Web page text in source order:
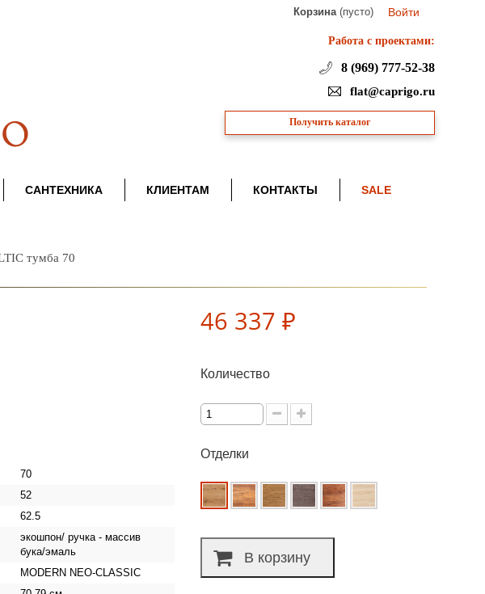
Войти
Корзина (пусто)
Работа с проектами:
8 (969) 777-52-38
flat@caprigo.ru
Получить каталог
САНТЕХНИКА КЛИЕНТАМ КОНТАКТЫ SALE
тумба 70
70
52
62.5
экошпон/ ручка - массив
бука/эмаль
MODERN NEO-CLASSIC
46 337 ₽
Количество
Отделки
В корзину